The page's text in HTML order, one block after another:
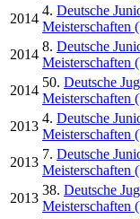
2014
4. Deutsche
Meisterschaften
2014
8. Deutsche
Meisterschaften
2014
50. Deutsche
Meisterschaften
2013
4. Deutsche
Meisterschaften
2013
7. Deutsche
Meisterschaften
2013
38. Deutsche
Meisterschaften